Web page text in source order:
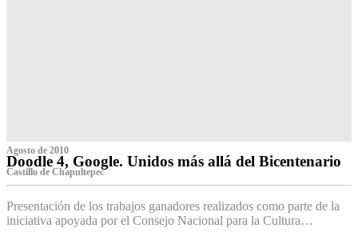
Agosto de 2010
Doodle 4, Google. Unidos más allá del Bicentenario
Castillo de Chapultepec
Presentación de los trabajos ganadores realizados como parte de la
iniciativa apoyada por el Consejo Nacional para la Cultura…